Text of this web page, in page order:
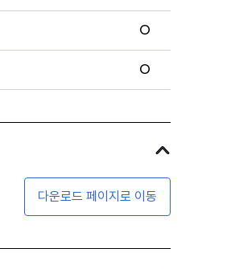
O
O
다운로드 페이지로 이동